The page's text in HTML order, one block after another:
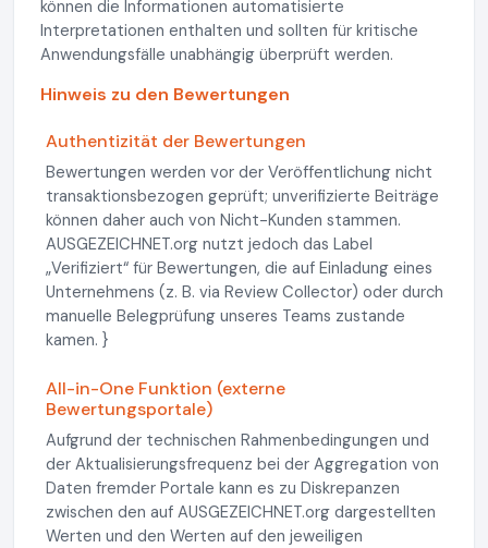
können die Informationen automatisierte
Interpretationen enthalten und sollten für kritische
Anwendungsfälle unabhängig überprüft werden.
Hinweis zu den Bewertungen
Authentizität der Bewertungen
Bewertungen werden vor der Veröffentlichung nicht
transaktionsbezogen geprüft; unverifizierte Beiträge
können daher auch von Nicht-Kunden stammen.
AUSGEZEICHNET.org nutzt jedoch das Label
„Verifiziert“ für Bewertungen, die auf Einladung eines
Unternehmens (z. B. via Review Collector) oder durch
manuelle Belegprüfung unseres Teams zustande
kamen. }
All-in-One Funktion (externe
Bewertungsportale)
Aufgrund der technischen Rahmenbedingungen und
der Aktualisierungsfrequenz bei der Aggregation von
Daten fremder Portale kann es zu Diskrepanzen
zwischen den auf AUSGEZEICHNET.org dargestellten
Werten und den Werten auf den jeweiligen